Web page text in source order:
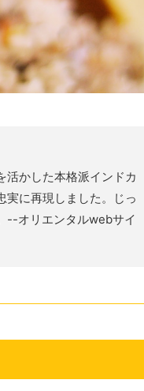
活かした本格派インドカ
実に再現しました。じっ
--オリエンタルwebサイ